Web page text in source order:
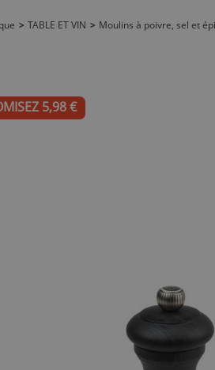
> TABLE ET VIN > Moulins à poivre, sel et
5,98 €